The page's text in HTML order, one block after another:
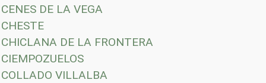
CENES DE LA VEGA
CHESTE
CHICLANA DE LA FRONTERA
CIEMPOZUELOS
COLLADO VILLALBA